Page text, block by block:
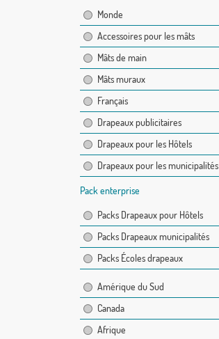
Monde
Accessoires pour les mâts
Mâts de main
Mâts muraux
Français
Drapeaux publicitaires
Drapeaux pour les Hôtels
Drapeaux pour les municipalités
Pack enterprise
Packs Drapeaux pour Hôtels
Packs Drapeaux municipalités
Packs Écoles drapeaux
Amérique du Sud
Canada
Afrique